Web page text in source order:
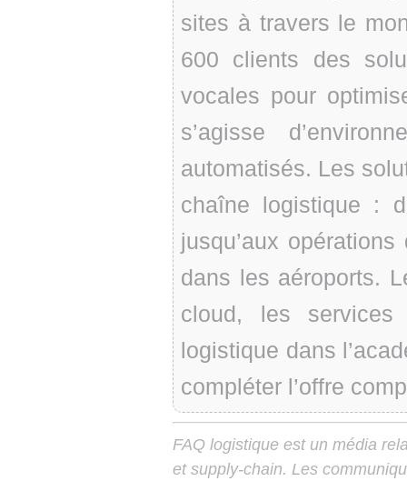
sites à travers le
600 clients des
vocales pour
s’agisse
automatisés. Les
chaîne logistique :
jusqu’aux
dans les aéroports.
cloud, les
logistique dans
compléter l’offre
FAQ logistique est un média
et supply-chain. Les